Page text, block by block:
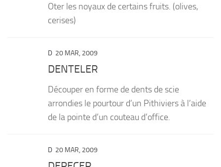
Oter les noyaux de certains fruits. (olives,
cerises)
D 20 MAR, 2009
DENTELER
Découper en forme de dents de scie
arrondies le pourtour d’un Pithiviers à l’aide
de la pointe d’un couteau d’office.
D 20 MAR, 2009